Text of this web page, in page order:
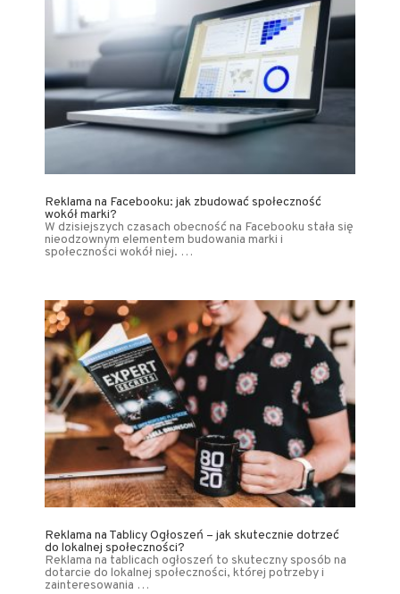
Reklama na Facebooku: jak zbudować społeczność
wokół marki?
W dzisiejszych czasach obecność na Facebooku stała się
nieodzownym elementem budowania marki i
społeczności wokół niej. …
Reklama na Tablicy Ogłoszeń – jak skutecznie dotrzeć
do lokalnej społeczności?
Reklama na tablicach ogłoszeń to skuteczny sposób na
dotarcie do lokalnej społeczności, której potrzeby i
zainteresowania …